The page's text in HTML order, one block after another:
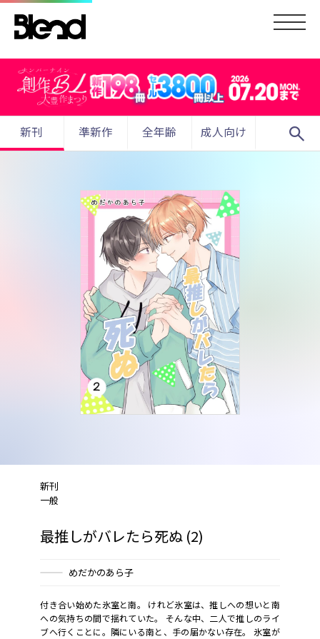
新刊 準新作 全年齢 成人向け search
新刊
一般
最推しがバレたら死ぬ (2)
めだかのあら子
付き合い始めた氷室と南。 けれど氷室は、推しへの想いと南
への気持ちの間で揺れていた。 そんな中、二人で推しのライ
ブへ行くことに。隣にいる南と、手の届かない存在。 氷室が